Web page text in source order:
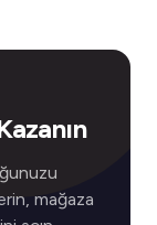
mağaza